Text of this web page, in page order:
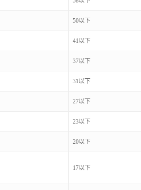
50以下
41以下
37以下
31以下
27以下
23以下
20以下
17以下